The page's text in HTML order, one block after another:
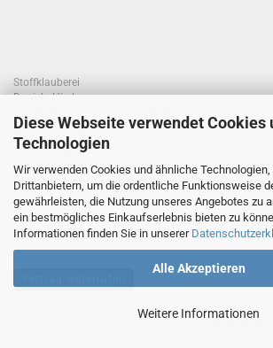
Diese Webseite verwendet Cookies
Technologien
Wir verwenden Cookies und ähnliche Technologien,
Drittanbietern, um die ordentliche Funktionsweise
gewährleisten, die Nutzung unseres Angebotes zu
ein bestmögliches Einkaufserlebnis bieten zu
Informationen finden Sie in unserer
Alle Akzeptieren
Weitere Informationen
Stoffklauberei
Daniela Hierl
Telefon +49 170 41 55 820
E-Mail: info@stoffklauberei.de
Umsatzsteuer-Identifikationsnummer: DE360021786
USt. wird nicht ausgewiesen